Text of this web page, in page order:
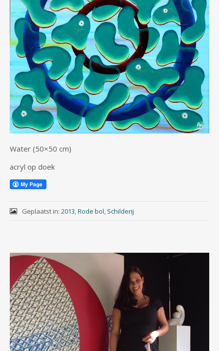
Water (50×50 cm)
acryl op doek
Geplaatst in: 2013,Rode bol, Schilderij